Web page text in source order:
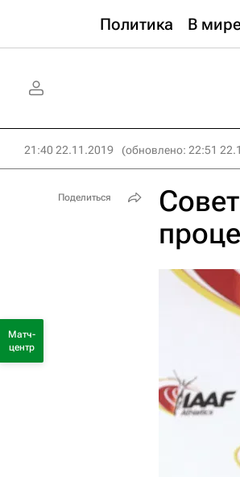
Политика В мире
21:40 22.11.2019 (обновлено: 22:51
Поделиться
Матч-
центр